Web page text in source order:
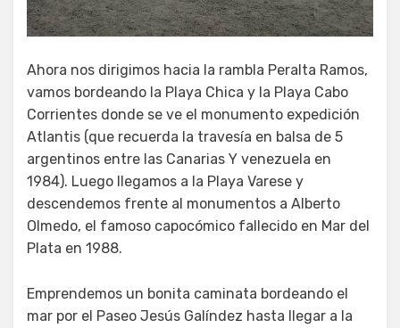
Ahora nos dirigimos hacia la rambla Peralta Ramos,
vamos bordeando la Playa Chica y la Playa Cabo
Corrientes donde se ve el monumento expedición
Atlantis (que recuerda la travesía en balsa de 5
argentinos entre las Canarias Y venezuela en
1984). Luego llegamos a la Playa Varese y
descendemos frente al monumentos a Alberto
Olmedo, el famoso capocómico fallecido en Mar del
Plata en 1988.
Emprendemos un bonita caminata bordeando el
mar por el Paseo Jesús Galíndez hasta llegar a la